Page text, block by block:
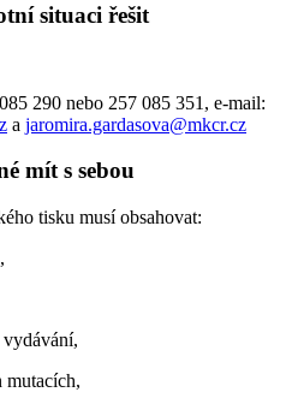
situaci řešit
290 nebo 257 085 351, e-mail:
a jaromira.gardasova@mkcr.cz
mít s sebou
tisku musí obsahovat:
mutacích,